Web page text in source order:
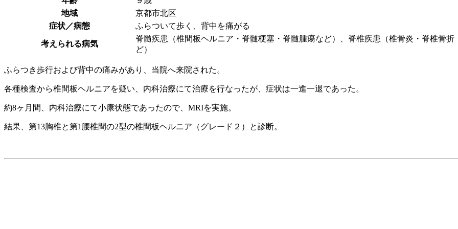
地域
京都市北区
症状／病態
ふらついて歩く、背中を痛がる
考えられる病気
脊髄疾患（椎間板ヘルニア・脊髄梗塞・脊髄腫瘍など）、脊椎疾患（椎骨炎・脊椎骨折
ど）
ふらつき歩行および背中の痛みがあり、当院へ来院された。
各種検査から椎間板ヘルニアを疑い、内科治療にて治療を行なったが、症状は一進一退であった。
約8ヶ月間、内科治療にて小康状態であったので、MRIを実施。
結果、第13胸椎と第1腰椎間の2型の椎間板ヘルニア（グレード２）と診断。